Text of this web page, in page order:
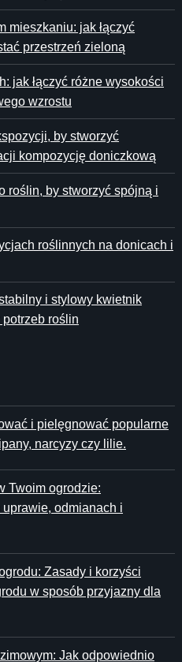
mieszkaniu: jak łączyć
przestrzeń zieloną
jak łączyć różne wysokości
wzrostu
by stworzyć
kompozycję doniczkową
roślin, by stworzyć spójną i
roślinnych na donicach i
i stylowy kwietnik
roślin
i pielęgnować popularne
narcyzy czy lilie.
Twoim ogrodzie:
odmianach i
Zasady i korzyści
w sposób przyjazny dla
Jak odpowiednio